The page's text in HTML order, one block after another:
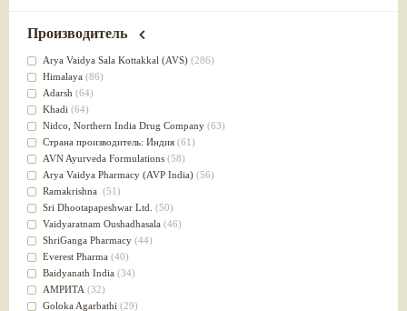
от инфекций мочеполовой системы(49)
для суставов
Лечит опухоли и отеки(46)
Для медитации
выводит токсины
Для здоровья печени
Для тела(39)
для очищения крови(38)
При диабете(38)
Антиоксидант(37)
Для Капха(Кафа) доши
От паразитов(37)
При расстройстве желудка (36)
Успокоительное(36)
Для глаз(34)
от геморроя(34)
Противовоспалительное
Для Питта доши(32)
Производитель
Arya Vaidya Sala Kottakkal (AVS) (286)
Himalaya (86)
Adarsh (64)
Khadi (64)
Nidсo, Northern India Drug Company (63)
Страна производитель: Индия (61)
AVN Ayurveda Formulations (58)
Arya Vaidya Pharmacy (AVP India) (56)
Ramakrishna (51)
Sri Dhootapapeshwar Ltd. (50)
Vaidyaratnam Oushadhasala (46)
ShriGanga Pharmacy (44)
Everest Pharma (40)
Baidyanath India (34)
АМРИТА (32)
Goloka Agarbathi (29)